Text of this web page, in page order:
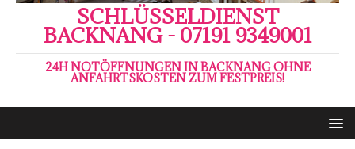
SCHLÜSSELDIENST
BACKNANG - 07191 9349001
24H NOTÖFFNUNGEN IN BACKNANG OHNE
ANFAHRTSKOSTEN ZUM FESTPREIS!